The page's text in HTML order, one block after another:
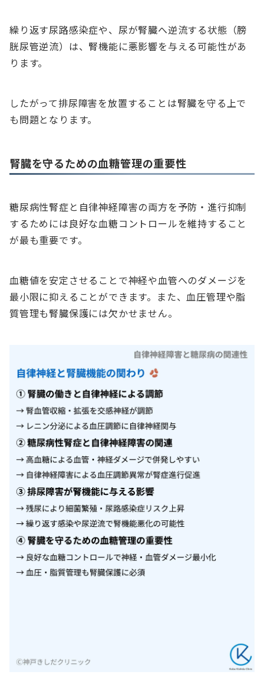
繰り返す尿路感染症や、尿が腎臓へ逆流する状態（膀
胱尿管逆流）は、腎機能に悪影響を与える可能性があ
ります。
したがって排尿障害を放置することは腎臓を守る上で
も問題となります。
腎臓を守るための血糖管理の重要性
糖尿病性腎症と自律神経障害の両方を予防・進行抑制
するためには良好な血糖コントロールを維持すること
が最も重要です。
血糖値を安定させることで神経や血管へのダメージを
最小限に抑えることができます。また、血圧管理や脂
質管理も腎臓保護には欠かせません。